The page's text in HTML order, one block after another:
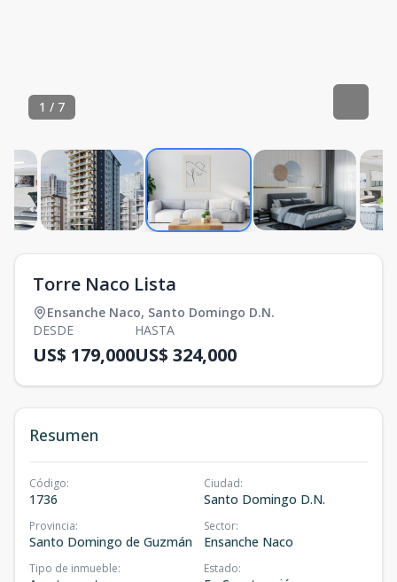
1 / 7
Torre Naco Lista
Ensanche Naco, Santo Domingo D.N.
DESDE
US$ 179,000
HASTA
US$ 324,000
Resumen
Código:
1736
Ciudad:
Santo Domingo D.N.
Provincia:
Santo Domingo de Guzmán
Sector:
Ensanche Naco
Tipo de inmueble: Estado: